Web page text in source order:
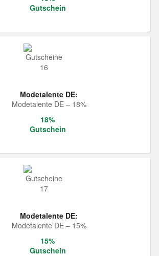
Gutschein
Modetalente DE:
Modetalente DE – 18%
18%
Gutschein
Modetalente DE:
Modetalente DE – 15%
15%
Gutschein